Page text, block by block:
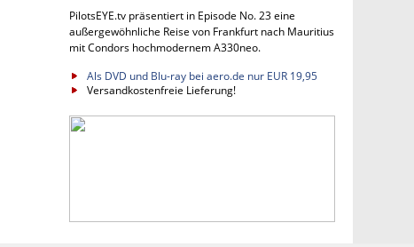
PilotsEYE.tv präsentiert in Episode No. 23 eine
außergewöhnliche Reise von Frankfurt nach Mauritius
mit Condors hochmodernem A330neo.
Als DVD und Blu-ray bei aero.de nur EUR 19,95
Versandkostenfreie Lieferung!